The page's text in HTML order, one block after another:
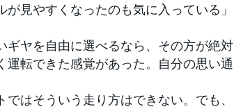
見やすくなったのも気に入っている」
ギヤを自由に選べるなら、その方が絶対
転できた感覚があった。自分の思い通
はそういう走り方はできない。でも、